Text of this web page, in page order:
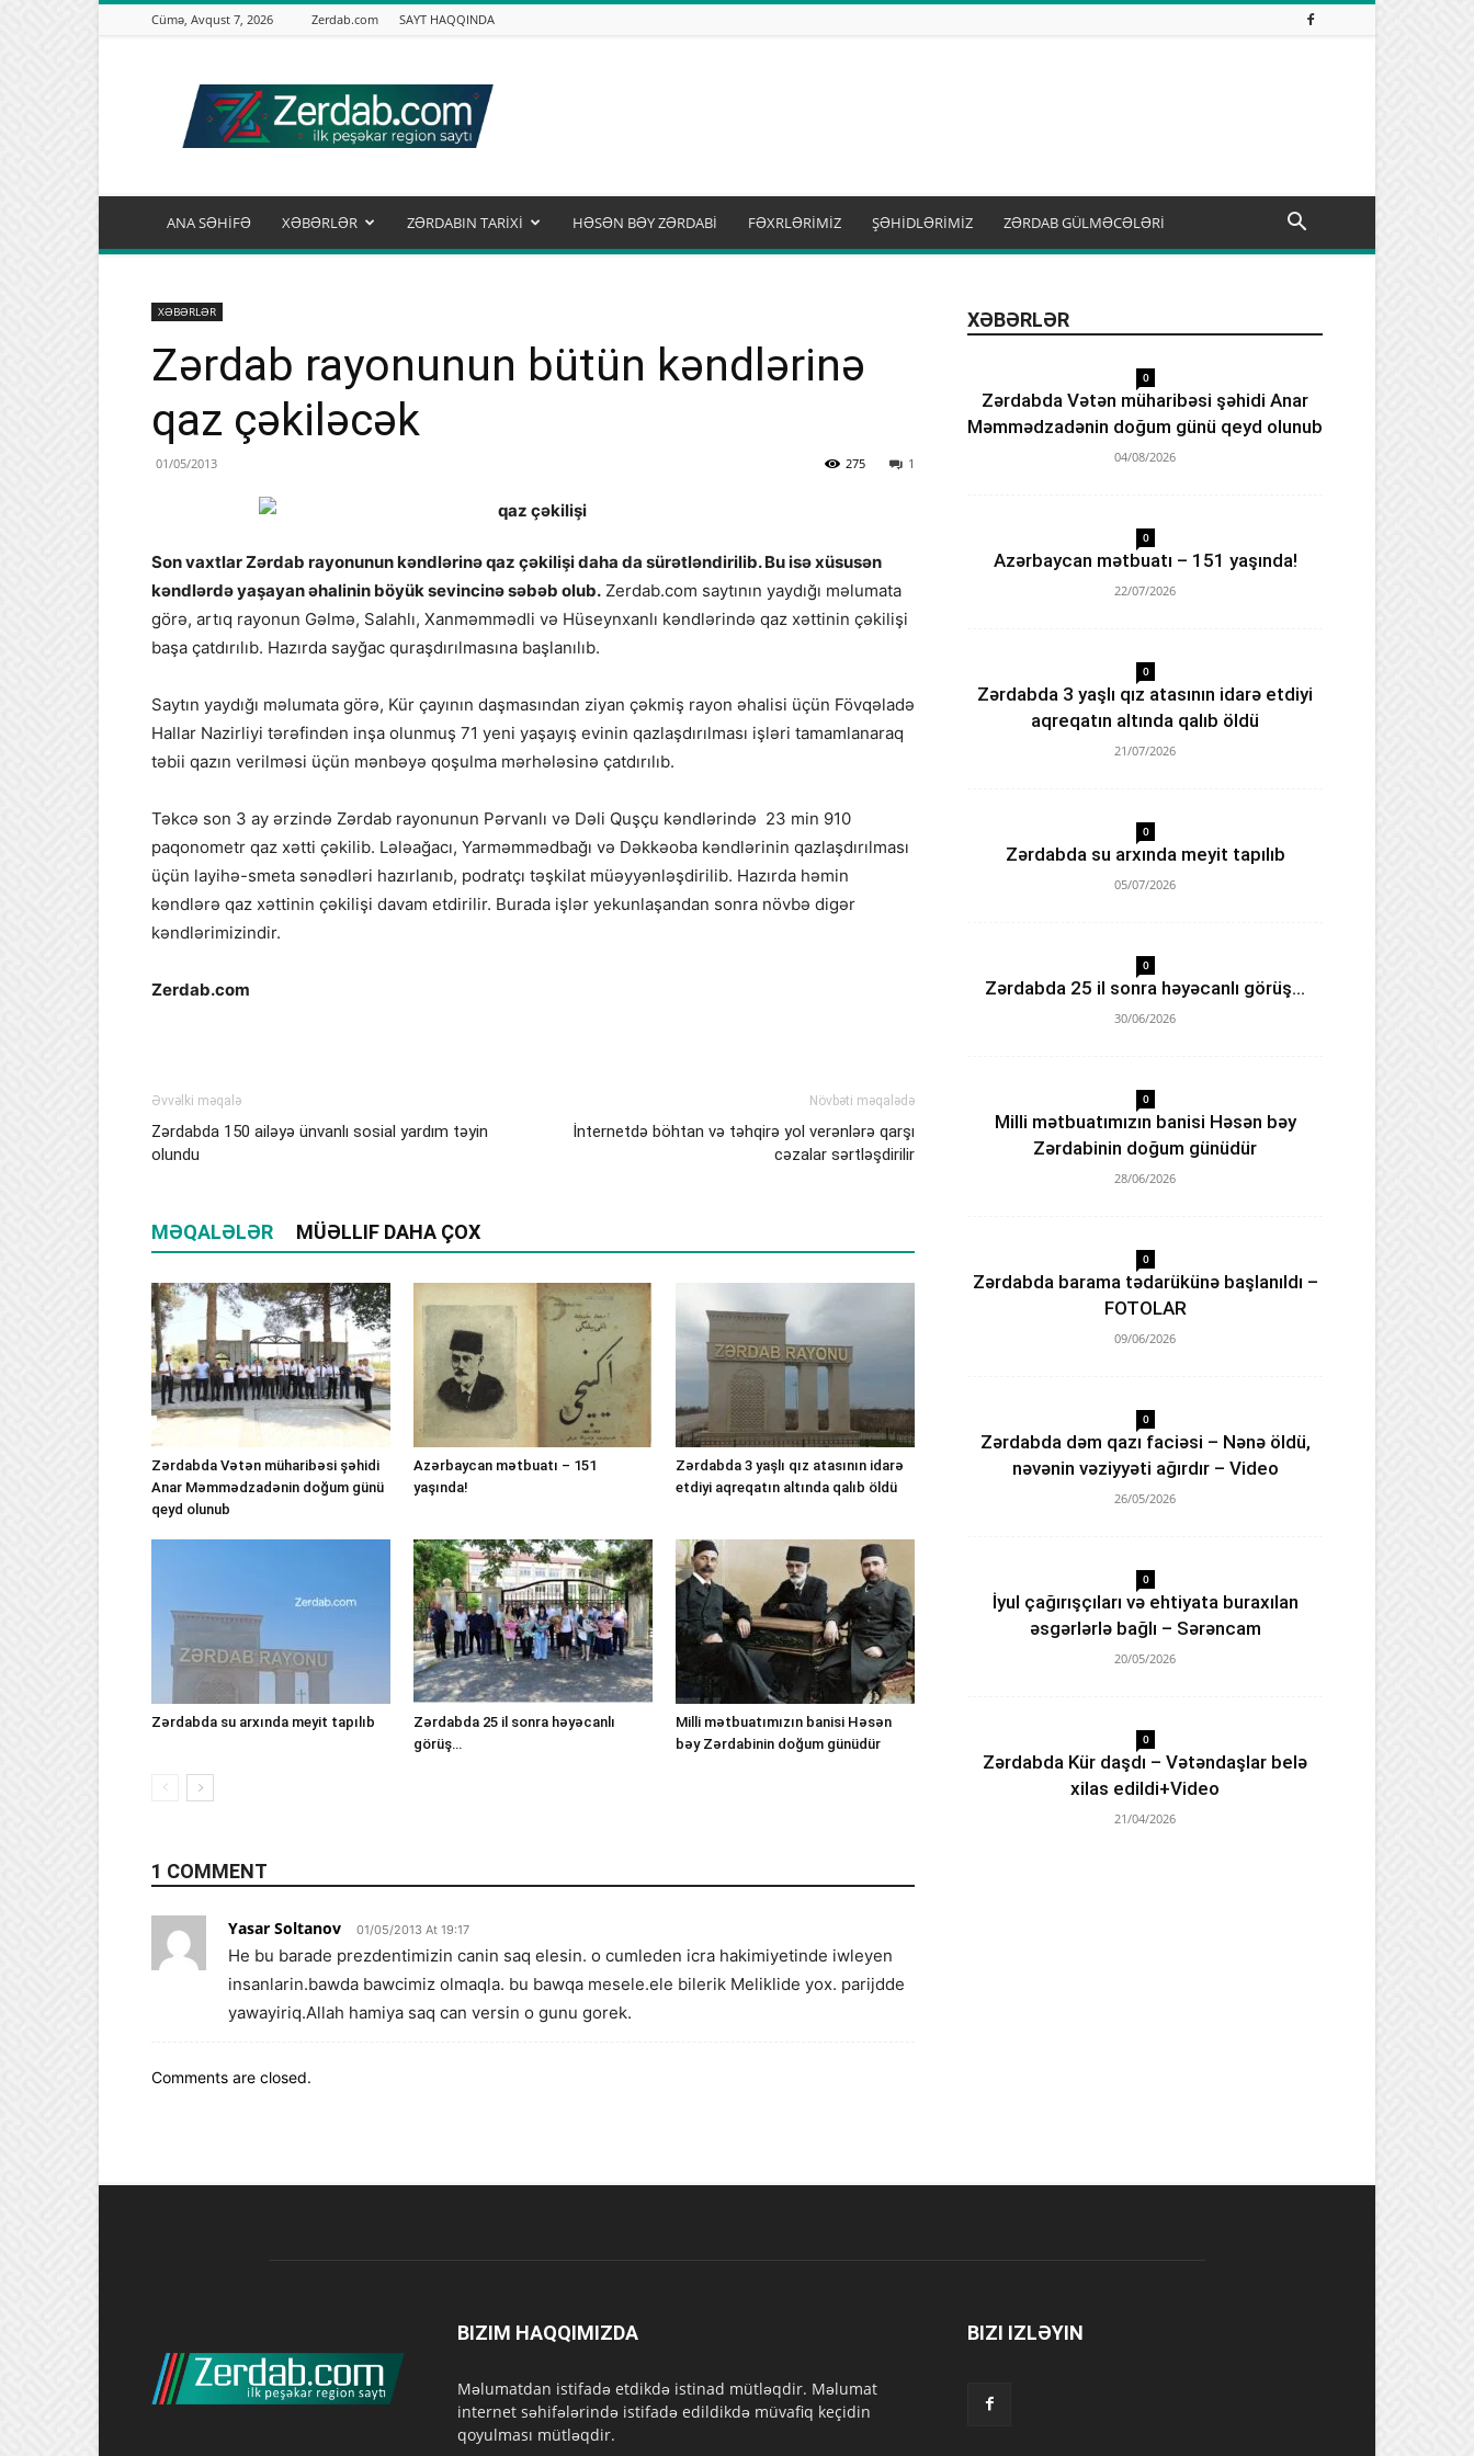
Cümə, Avqust 7, 2026 Zerdab.com SAYT HAQQINDA
ANA SƏHİFƏ XƏBƏRLƏR ZƏRDABIN TARİXİ HƏSƏN BƏY ZƏRDABİ FƏXRLƏRİMİZ ŞƏHİDLƏRİMİZ ZƏRDAB GÜLMƏCƏLƏRİ
XƏBƏRLƏR
Zərdab rayonunun bütün kəndlərinə
qaz çəkiləcək
01/05/2013 1
275
Son vaxtlar Zərdab rayonunun kəndlərinə qaz çəkilişi daha da sürətləndirilib. Bu isə xüsusən
kəndlərdə yaşayan əhalinin böyük sevincinə səbəb olub. Zerdab.com saytının yaydığı məlumata
görə, artıq rayonun Gəlmə, Salahlı, Xanməmmədli və Hüseynxanlı kəndlərində qaz xəttinin çəkilişi
başa çatdırılıb. Hazırda sayğac quraşdırılmasına başlanılıb.
Saytın yaydığı məlumata görə, Kür çayının daşmasından ziyan çəkmiş rayon əhalisi üçün Fövqəladə
Hallar Nazirliyi tərəfindən inşa olunmuş 71 yeni yaşayış evinin qazlaşdırılması işləri tamamlanaraq
təbii qazın verilməsi üçün mənbəyə qoşulma mərhələsinə çatdırılıb.
Təkcə son 3 ay ərzində Zərdab rayonunun Pərvanlı və Dəli Quşçu kəndlərində 23 min 910
paqonometr qaz xətti çəkilib. Lələağacı, Yarməmmədbağı və Dəkkəoba kəndlərinin qazlaşdırılması
üçün layihə-smeta sənədləri hazırlanıb, podratçı təşkilat müəyyənləşdirilib. Hazırda həmin
kəndlərə qaz xəttinin çəkilişi davam etdirilir. Burada işlər yekunlaşandan sonra növbə digər
kəndlərimizindir.
Zerdab.com
Əvvəlki məqalə
Zərdabda 150 ailəyə ünvanlı sosial yardım təyin
olundu
Növbəti məqalədə
İnternetdə böhtan və təhqirə yol verənlərə qarşı
cəzalar sərtləşdirilir
MƏQALƏLƏR MÜƏLLIF DAHA ÇOX
Zərdabda Vətən müharibəsi şəhidi
Anar Məmmədzadənin doğum günü
qeyd olunub
Azərbaycan mətbuatı – 151
yaşında!
Zərdabda 3 yaşlı qız atasının idarə
etdiyi aqreqatın altında qalıb öldü
Zərdabda su arxında meyit tapılıb
Zərdabda 25 il sonra həyəcanlı
görüş…
Milli mətbuatımızın banisi Həsən
bəy Zərdabinin doğum günüdür
1 COMMENT
Yasar Soltanov 01/05/2013 At 19:17
He bu barade prezdentimizin canin saq elesin. o cumleden icra hakimiyetinde iwleyen
insanlarin.bawda bawcimiz olmaqla. bu bawqa mesele.ele bilerik Meliklide yox. parijdde
yawayiriq.Allah hamiya saq can versin o gunu gorek.
Comments are closed.
XƏBƏRLƏR
0
Zərdabda Vətən müharibəsi şəhidi Anar
Məmmədzadənin doğum günü qeyd olunub
04/08/2026
0
Azərbaycan mətbuatı – 151 yaşında!
22/07/2026
0
Zərdabda 3 yaşlı qız atasının idarə etdiyi
aqreqatın altında qalıb öldü
21/07/2026
0
Zərdabda su arxında meyit tapılıb
05/07/2026
0
Zərdabda 25 il sonra həyəcanlı görüş…
30/06/2026
0
Milli mətbuatımızın banisi Həsən bəy
Zərdabinin doğum günüdür
28/06/2026
0
Zərdabda barama tədarükünə başlanıldı –
FOTOLAR
09/06/2026
0
Zərdabda dəm qazı faciəsi – Nənə öldü,
nəvənin vəziyyəti ağırdır – Video
26/05/2026
0
İyul çağırışçıları və ehtiyata buraxılan
əsgərlərlə bağlı – Sərəncam
20/05/2026
0
Zərdabda Kür daşdı – Vətəndaşlar belə
xilas edildi+Video
21/04/2026
BIZIM HAQQIMIZDA
Məlumatdan istifadə etdikdə istinad mütləqdir. Məlumat
internet səhifələrində istifadə edildikdə müvafiq keçidin
qoyulması mütləqdir.
BIZI IZLƏYIN